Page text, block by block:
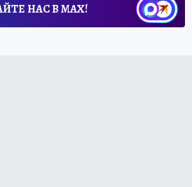
НАС В МАХ!